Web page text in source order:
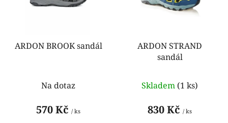
ARDON BROOK sandál
Na dotaz
570 Kč / ks
ARDON STRAND
sandál
Skladem (1 ks)
830 Kč / ks